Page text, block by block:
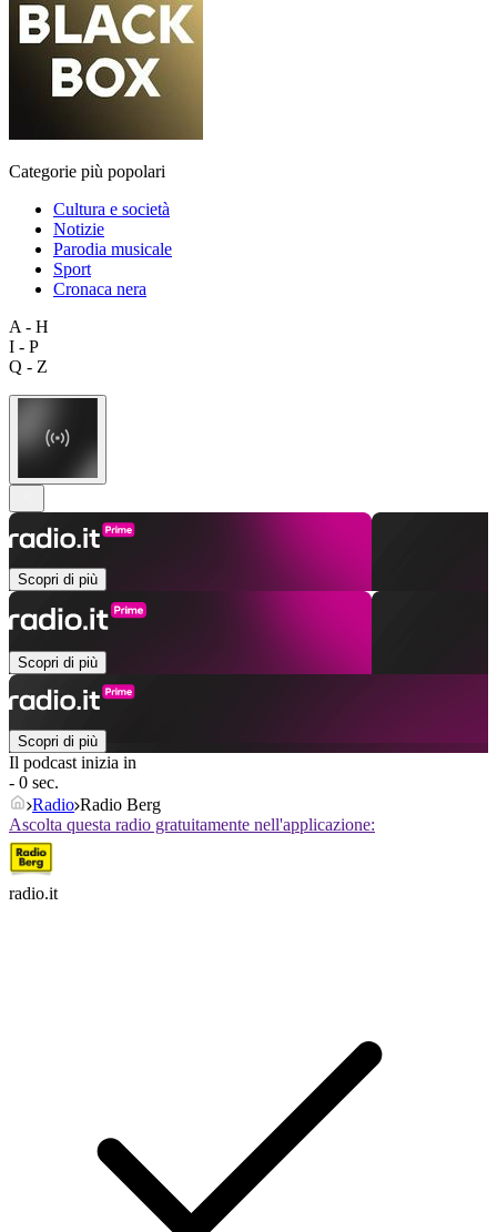
Categorie più popolari
Cultura e società
Notizie
Parodia musicale
Sport
Cronaca nera
A - H
I - P
Q - Z
Scopri di più
Scopri di più
Scopri di più
Il podcast inizia in
- 0 sec.
Radio Radio Berg
Ascolta questa radio gratuitamente nell'applicazione:
radio.it